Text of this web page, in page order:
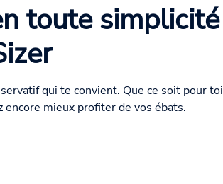
toute simplicité
qui te convient. Que ce soit pour toi
mieux profiter de vos ébats.